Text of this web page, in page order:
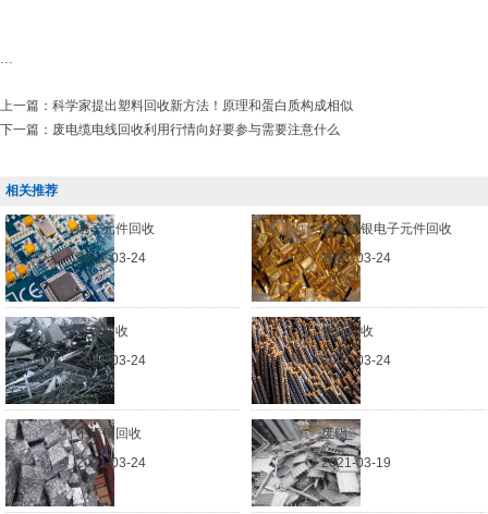
上一篇： 科学家提出塑料回收新方法！原理和蛋白质构成相似
下一篇： 废电缆电线回收利用行情向好要参与需要注意什么
相关推荐
电子元件回收
2021-03-24
镀金镀银电子元件回收
2021-03-24
废铁回收
2021-03-24
钢筋回收
2021-03-24
不锈钢回收
2021-03-24
废铝
2021-03-19